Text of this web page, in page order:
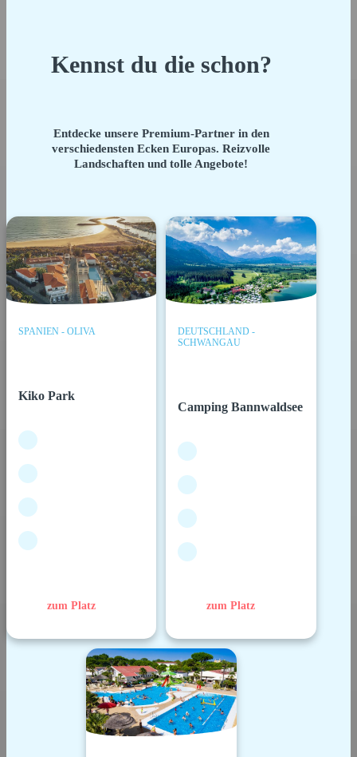
Kennst du die schon?
Entdecke unsere Premium-Partner in den
verschiedensten Ecken Europas. Reizvolle
Landschaften und tolle Angebote!
SPANIEN - OLIVA
Kiko Park
zum Platz
DEUTSCHLAND -
SCHWANGAU
Camping Bannwaldsee
zum Platz